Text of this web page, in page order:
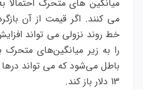
میانگین های متحرک
می کنند. اگر قیمت از آن
خط روند نزولی می تواند
را به زیر میانگین‌های
باطل می‌شود که می تواند
13 دلار باز کند.